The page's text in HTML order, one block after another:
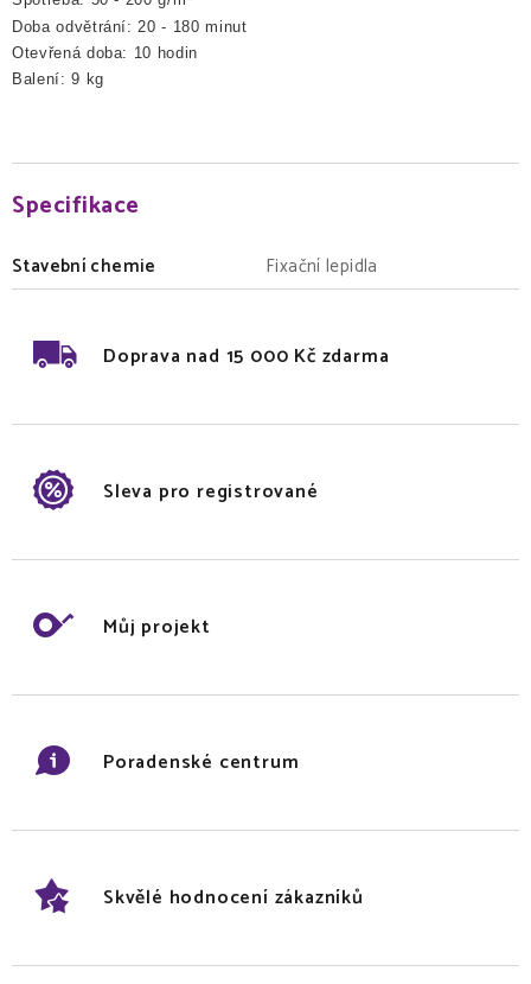
Doba odvětrání: 20 - 180 minut
Otevřená doba: 10 hodin
Balení: 9 kg
Specifikace
Stavební chemie Fixační lepidla
Doprava nad 15 000 Kč zdarma
Sleva pro registrované
Můj projekt
Poradenské centrum
Skvělé hodnocení zákazníků